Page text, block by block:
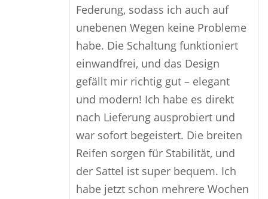
Federung, sodass ich auch auf
unebenen Wegen keine Probleme
habe. Die Schaltung funktioniert
einwandfrei, und das Design
gefällt mir richtig gut – elegant
und modern! Ich habe es direkt
nach Lieferung ausprobiert und
war sofort begeistert. Die breiten
Reifen sorgen für Stabilität, und
der Sattel ist super bequem. Ich
habe jetzt schon mehrere Wochen